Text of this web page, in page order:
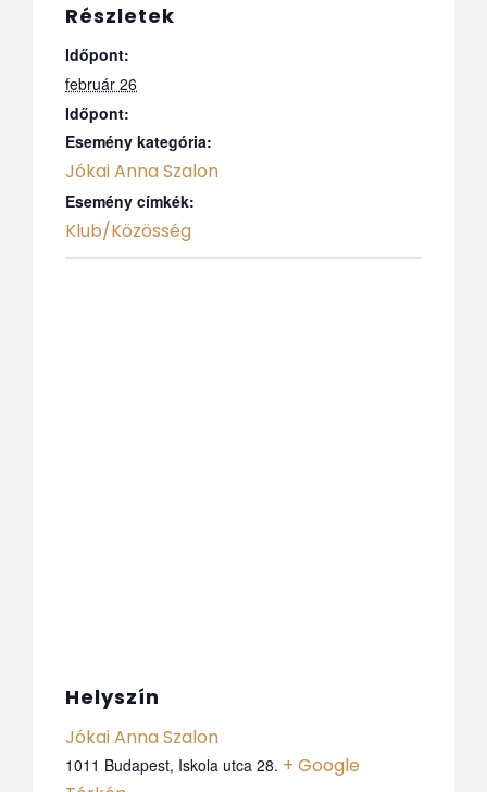
Részletek
Időpont:
február 26
Időpont:
Esemény kategória:
Jókai Anna Szalon
Esemény címkék:
Klub/Közösség
Helyszín
Jókai Anna Szalon
1011 Budapest, Iskola utca 28. + Google